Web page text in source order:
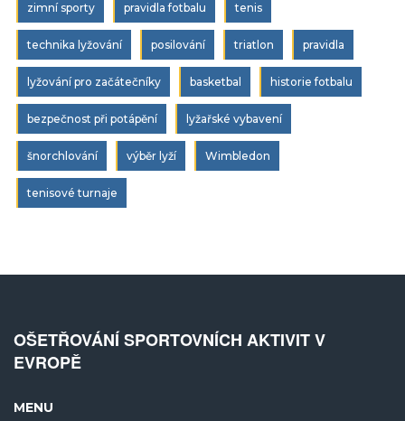
zimní sporty pravidla fotbalu tenis
technika lyžování posilování triatlon pravidla
lyžování pro začátečníky basketbal historie fotbalu
bezpečnost při potápění lyžařské vybavení
šnorchlování výběr lyží Wimbledon
tenisové turnaje
OŠETŘOVÁNÍ SPORTOVNÍCH AKTIVIT V
EVROPĚ
MENU